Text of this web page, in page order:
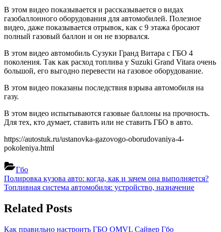
В этом видео показывается и рассказывается о видах
газобаллонного оборудования для автомобилей. Полезное
видео, даже показывается отрывок, как с 9 этажа бросают
полный газовый баллон и он не взорвался.
В этом видео автомобиль Сузуки Гранд Витара с ГБО 4
поколения. Так как расход топлива у Suzuki Grand Vitara очень
большой, его выгодно перевести на газовое оборудование.
В этом видео показаны последствия взрыва автомобиля на
газу.
В этом видео испытываются газовые баллоны на прочность.
Для тех, кто думает, ставить или не ставить ГБО в авто.
https://autostuk.ru/ustanovka-gazovogo-oborudovaniya-4-
pokoleniya.html
Гбо
Навигация
по
записям
Previous
Post:
Полировка кузова авто: когда, как и зачем она выполняется?
Next
Топливная система автомобиля: устройство, назначение
Related Posts
Как правильно настроить ГБО OMVL Сайвер Гбо